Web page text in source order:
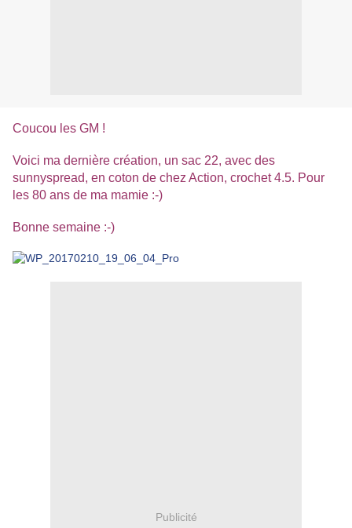
Coucou les GM !
Voici ma dernière création, un sac 22, avec des
sunnyspread, en coton de chez Action, crochet 4.5. Pour
les 80 ans de ma mamie :-)
Bonne semaine :-)
Publicité